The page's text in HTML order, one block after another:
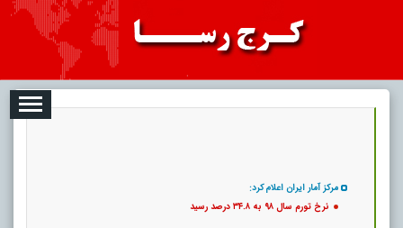
تبلیغات درباره ما ارتباط با ما
مرکز آمار ایران اعلام کرد:
نرخ تورم سال ۹۸ به ۳۴.۸ درصد رسید